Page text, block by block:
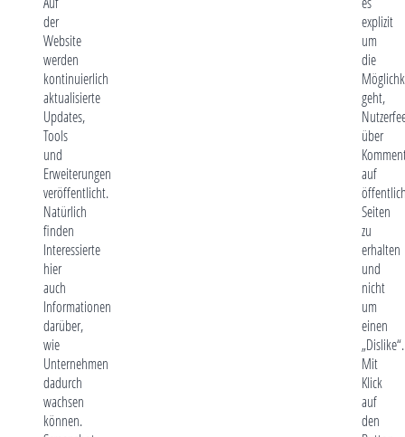
der
Website
werden
kontinuierlich
aktualisierte
Updates,
Tools
und
Erweiterungen
veröffentlicht.
Natürlich
finden
Interessierte
hier
auch
Informationen
darüber,
wie
Unternehmen
dadurch
wachsen
können.
explizit
um
die
geht,
über
auf
Seiten
zu
erhalten
und
nicht
um
einen
„Dislike“.
Mit
Klick
auf
den